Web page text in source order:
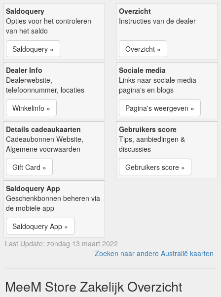
Saldoquery
Opties voor het controleren
van het saldo
Saldoquery »
Overzicht
Instructies van de dealer
Overzicht »
Dealer Info
Dealerwebsite,
telefoonnummer, locaties
Winkelinfo »
Sociale media
Links naar sociale media
pagina's en blogs
Pagina's weergeven »
Details cadeaukaarten
Cadeaubonnen Website,
Algemene voorwaarden
Gift Card »
Gebruikers score
Tips, aanbiedingen &
discussies
Gebruikers score »
Saldoquery App
Geschenkbonnen beheren via
de mobiele app
Saldoquery App »
Last Update: zondag 13 maart 2022
Zoeken naar andere Australië kaarten
MeeM Store Zakelijk Overzicht